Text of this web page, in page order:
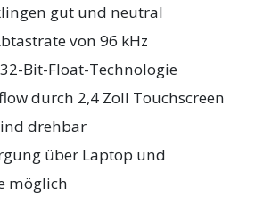
gut und neutral
von 96 kHz
Bit-Float-Technologie
durch 2,4 Zoll Touchscreen
drehbar
über Laptop und
möglich